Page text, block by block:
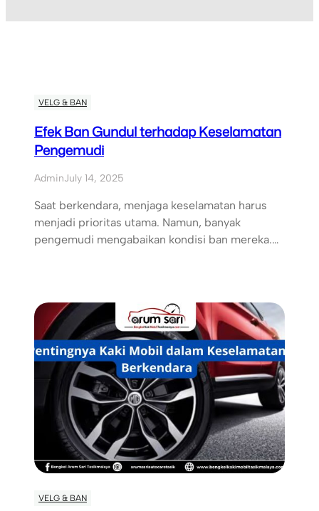
VELG & BAN
Efek Ban Gundul terhadap Keselamatan
Pengemudi
AdminJuly 14, 2025
Saat berkendara, menjaga keselamatan harus
menjadi prioritas utama. Namun, banyak
pengemudi mengabaikan kondisi ban mereka.…
VELG & BAN